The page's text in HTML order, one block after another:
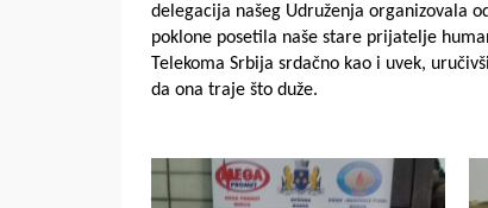
delegacija našeg Udruženja organizovala
poklone posetila naše stare prijatelje
Telekoma Srbija srdačno kao i uvek,
da ona traje što duže.